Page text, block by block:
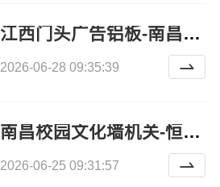
江西门头广告铝板-南昌恒辉广告
2026-06-28 09:35:39
南昌校园文化墙机关-恒辉广告
2026-06-25 09:31:57